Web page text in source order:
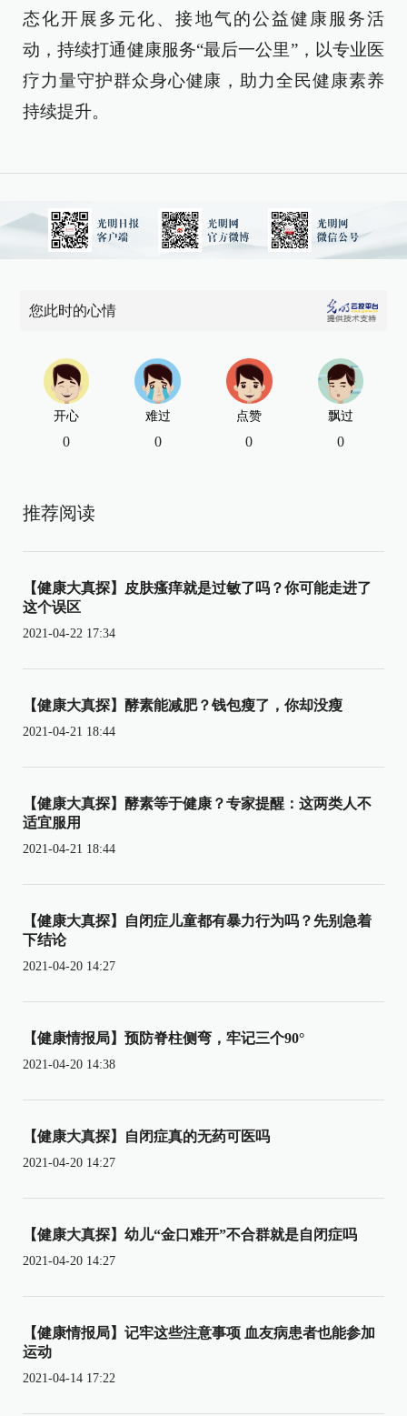
态化开展多元化、接地气的公益健康服务活
动，持续打通健康服务“最后一公里”，以专业医
疗力量守护群众身心健康，助力全民健康素养
持续提升。
您此时的心情
开心
0
难过
0
点赞
0
飘过
0
推荐阅读
【健康大真探】皮肤瘙痒就是过敏了吗？你可能走进了
这个误区
2021-04-22 17:34
【健康大真探】酵素能减肥？钱包瘦了，你却没瘦
2021-04-21 18:44
【健康大真探】酵素等于健康？专家提醒：这两类人不
适宜服用
2021-04-21 18:44
【健康大真探】自闭症儿童都有暴力行为吗？先别急着
下结论
2021-04-20 14:27
【健康情报局】预防脊柱侧弯，牢记三个90°
2021-04-20 14:38
【健康大真探】自闭症真的无药可医吗
2021-04-20 14:27
【健康大真探】幼儿“金口难开”不合群就是自闭症吗
2021-04-20 14:27
【健康情报局】记牢这些注意事项 血友病患者也能参加
运动
2021-04-14 17:22